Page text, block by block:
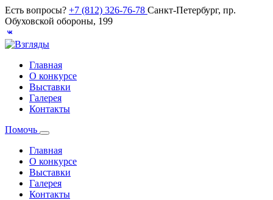
Есть вопросы? +7 (812) 326-76-78 Санкт-Петербург, пр.
Обуховской обороны, 199
Главная
О конкурсе
Выставки
Галерея
Контакты
Помочь
Главная
О конкурсе
Выставки
Галерея
Контакты